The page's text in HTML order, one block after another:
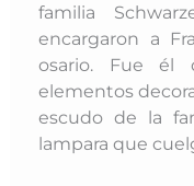
familia
encargaron a
osario. Fue él
elementos
escudo de la
lampara que